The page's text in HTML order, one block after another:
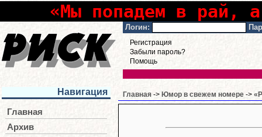
«Мы попадем в рай,
Логин:
Регистрация
Забыли пароль?
Помощь
Навигация
Главная
Архив
Главная -> Юмор в свежем номере ->